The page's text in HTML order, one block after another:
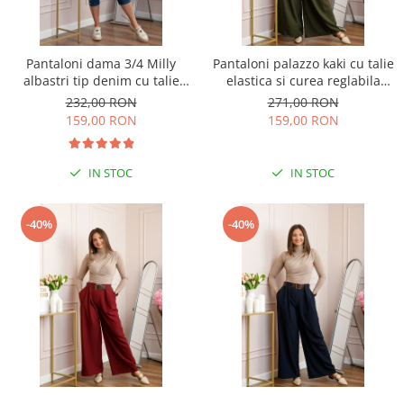
Pantaloni dama 3/4 Milly
albastri tip denim cu talie
elastica si buzunare
232,00 RON
159,00 RON
IN STOC
Pantaloni palazzo kaki cu talie
elastica si curea reglabila
Savannah
271,00 RON
159,00 RON
IN STOC
-40% -40%